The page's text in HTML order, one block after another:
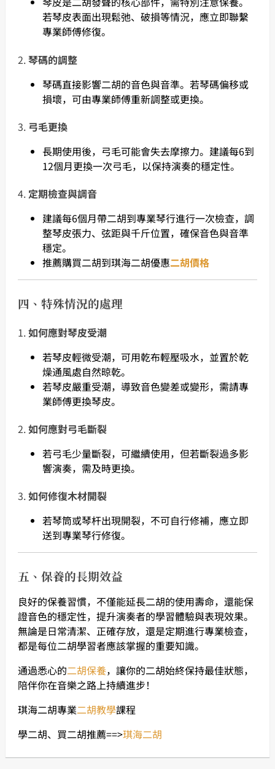
若琴皮表面出現鬆弛、破損等情況，應立即聯繫
專業師傅修復。
2. 琴碼的調整
琴碼直接影響二胡的音色與音準。若琴碼偏移或
損壞，可由專業師傅重新調整或更換。
3. 弓毛更換
長期使用後，弓毛可能會失去摩擦力。建議每6到
12個月更換一次弓毛，以保持演奏的穩定性。
4. 定期檢查與調音
建議每6個月帶二胡到專業琴行進行一次檢查，調
整琴皮張力、弦距與千斤位置，確保音色與音準
穩定。
推薦購買二胡到琪海二胡優惠二胡價格
四、特殊情況的處理
1. 如何應對琴皮受潮
若琴皮輕微受潮，可用乾布輕壓吸水，並置於乾
燥通風處自然晾乾。
若琴皮嚴重受潮，導致音色變差或變形，需請專
業師傅更換琴皮。
2. 如何應對弓毛斷裂
若弓毛少量斷裂，可繼續使用，但若斷裂過多影
響演奏，需及時更換。
3.如何修復木材開裂
若琴筒或琴杆出現開裂，不可自行修補，應立即
送到專業琴行修復。
五、保養的長期效益
良好的保養習慣，不僅能延長二胡的使用壽命，還能保
證音色的穩定性，提升演奏者的學習體驗與表現效果。
無論是日常清潔、正確存放，還是定期進行專業檢查，
都是每位二胡學習者應該掌握的重要知識。
通過悉心的二胡保養，讓你的二胡始終保持最佳狀態，
陪伴你在音樂之路上持續進步！
琪海二胡專業二胡教學課程
學二胡、買二胡推薦==>琪海二胡